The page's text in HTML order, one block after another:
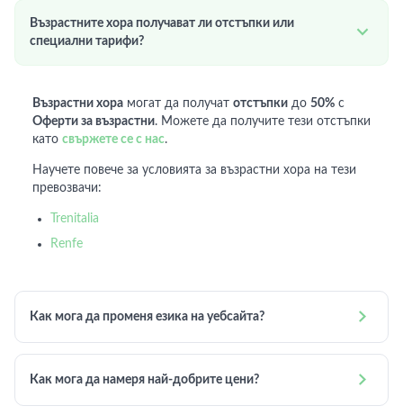
Възрастните хора получават ли отстъпки или
специални тарифи?

Възрастни хора могат да получат отстъпки до 50% с
Оферти за възрастни. Можете да получите тези отстъпки
като свържете се с нас.
Научете повече за условията за възрастни хора на тези
превозвачи:
Trenitalia
Renfe
Как мога да променя езика на уебсайта? 
Как мога да намеря най-добрите цени? 